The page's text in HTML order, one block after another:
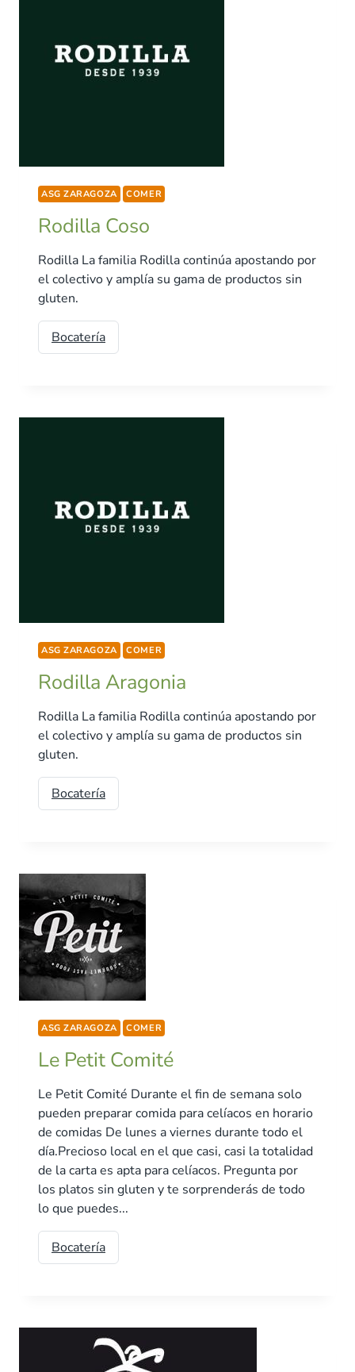
ASG ZARAGOZA COMER
Rodilla Coso
Rodilla La familia Rodilla continúa apostando por
el colectivo y amplía su gama de productos sin
gluten.
Bocatería
ASG ZARAGOZA COMER
Rodilla Aragonia
Rodilla La familia Rodilla continúa apostando por
el colectivo y amplía su gama de productos sin
gluten.
Bocatería
ASG ZARAGOZA COMER
Le Petit Comité
Le Petit Comité Durante el fin de semana solo
pueden preparar comida para celíacos en horario
de comidas De lunes a viernes durante todo el
día.Precioso local en el que casi, casi la totalidad
de la carta es apta para celíacos. Pregunta por
los platos sin gluten y te sorprenderás de todo
lo que puedes...
Bocatería